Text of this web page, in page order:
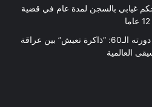
غيابي بالسجن لمدة عام في قضية
مهرجان الحمامات الدولي في دورته الـ60: “ذاكرة تعيش” بين عراقة
العالمية